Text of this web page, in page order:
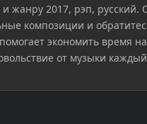
жанру 2017, рэп, русский.
композиции и
экономить время
от музыки